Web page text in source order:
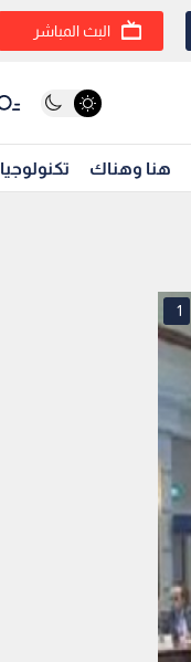
البث المباشر
هنا وهناك تكنولوجيا
1